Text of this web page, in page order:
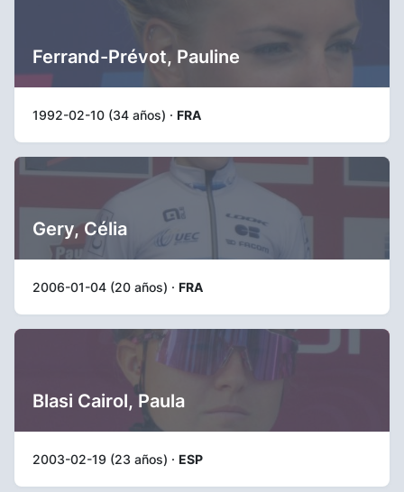
Ferrand-Prévot, Pauline
1992-02-10 (34 años) · FRA
Gery, Célia
2006-01-04 (20 años) · FRA
Blasi Cairol, Paula
2003-02-19 (23 años) · ESP